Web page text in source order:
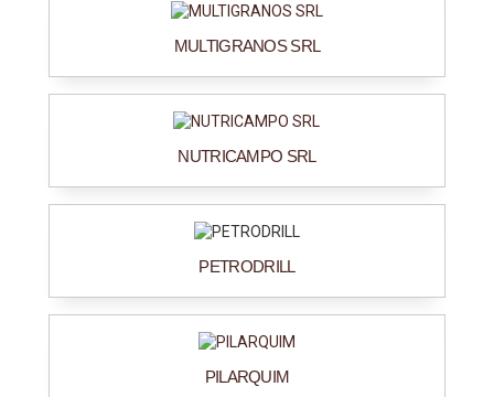
MULTIGRANOS SRL
NUTRICAMPO SRL
PETRODRILL
PILARQUIM